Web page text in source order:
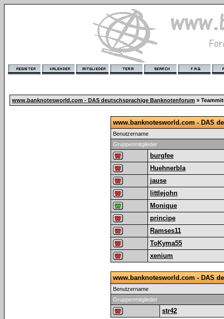
www.banknotesworld.com - DAS deutschsprachige Banknotenforum »
www.banknotesworld.com - DAS
Benutzername
Gruppenmitglieder
burgfee
Huehnerbla
jause
littlejohn
Monique
principe
Ramses11
ToKyma55
xenium
www.banknotesworld.com - DAS
Benutzername
Gruppenmitglieder
str42